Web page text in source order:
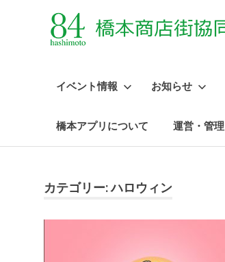
イベント情報 お知らせ
橋本アプリについて 運営・管理
カテゴリー:ハロウィン